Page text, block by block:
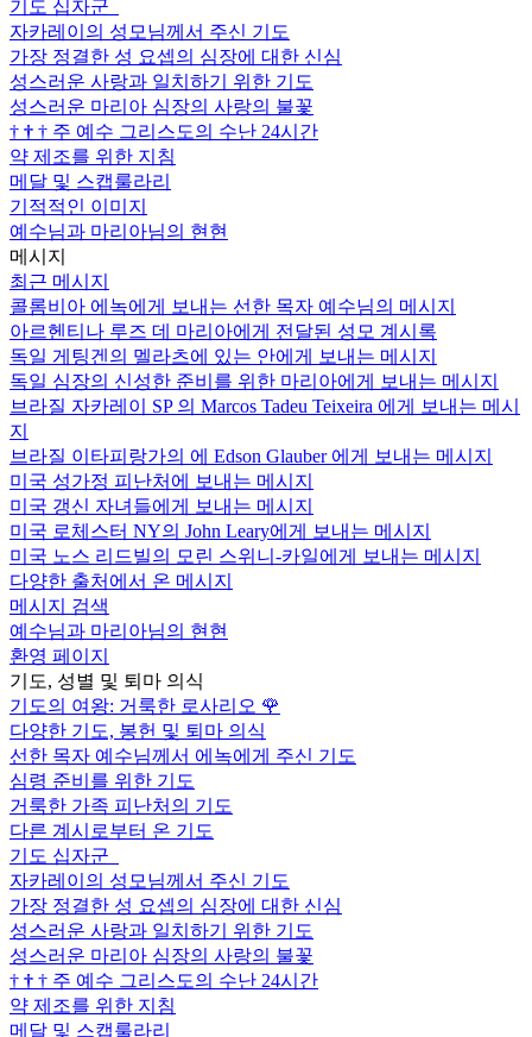
기도 십자군
자카레이의 성모님께서 주신 기도
가장 정결한 성 요셉의 심장에 대한 신심
성스러운 사랑과 일치하기 위한 기도
성스러운 마리아 심장의 사랑의 불꽃
† † † 주 예수 그리스도의 수난 24시간
약 제조를 위한 지침
메달 및 스캡룰라리
기적적인 이미지
예수님과 마리아님의 현현
메시지
최근 메시지
콜롬비아 에녹에게 보내는 선한 목자 예수님의 메시지
아르헨티나 루즈 데 마리아에게 전달된 성모 계시록
독일 게팅겐의 멜라츠에 있는 안에게 보내는 메시지
독일 심장의 신성한 준비를 위한 마리아에게 보내는 메시지
브라질 자카레이 SP 의 Marcos Tadeu Teixeira 에게 보내는 메시
지
브라질 이타피랑가의 에 Edson Glauber 에게 보내는 메시지
미국 성가정 피난처에 보내는 메시지
미국 갱신 자녀들에게 보내는 메시지
미국 로체스터 NY의 John Leary에게 보내는 메시지
미국 노스 리드빌의 모린 스위니-카일에게 보내는 메시지
다양한 출처에서 온 메시지
메시지 검색
예수님과 마리아님의 현현
환영 페이지
기도, 성별 및 퇴마 의식
기도의 여왕: 거룩한 로사리오 🌹
다양한 기도, 봉헌 및 퇴마 의식
선한 목자 예수님께서 에녹에게 주신 기도
심령 준비를 위한 기도
거룩한 가족 피난처의 기도
다른 계시로부터 온 기도
기도 십자군
자카레이의 성모님께서 주신 기도
가장 정결한 성 요셉의 심장에 대한 신심
성스러운 사랑과 일치하기 위한 기도
성스러운 마리아 심장의 사랑의 불꽃
† † † 주 예수 그리스도의 수난 24시간
약 제조를 위한 지침
메달 및 스캡룰라리